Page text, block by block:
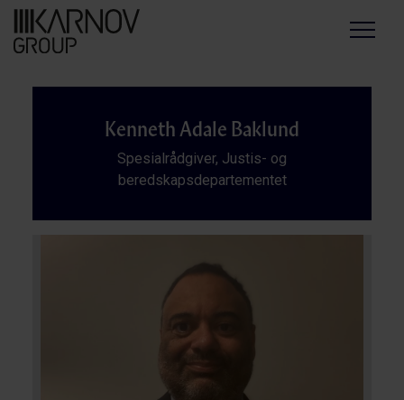
Menu
Kenneth Adale Baklund
Spesialrådgiver, Justis- og
beredskapsdepartementet